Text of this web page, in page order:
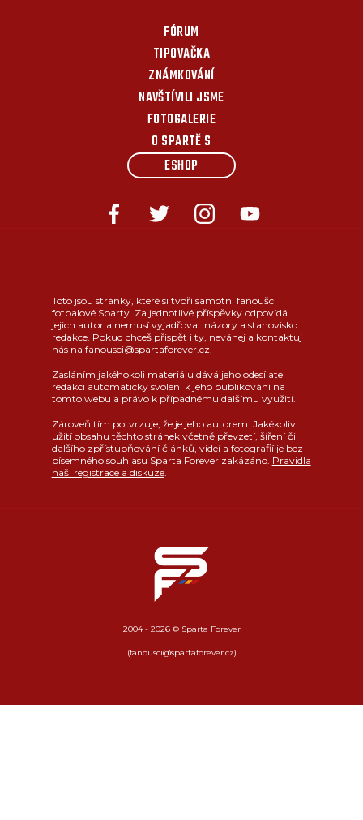
FÓRUM
TIPOVAČKA
ZNÁMKOVÁNÍ
NAVŠTÍVILI JSME
FOTOGALERIE
O SPARTĚ S
ESHOP
Toto jsou stránky, které si tvoří samotní fanoušci
fotbalové Sparty. Za jednotlivé příspěvky odpovídá
jejich autor a nemusí vyjadřovat názory a stanovisko
redakce. Pokud chceš přispět i ty, neváhej a kontaktuj
nás na fanousci@spartaforever.cz.
Zasláním jakéhokoli materiálu dává jeho odesílatel
redakci automaticky svolení k jeho publikování na
tomto webu a právo k případnému dalšímu využití.
Zároveň tím potvrzuje, že je jeho autorem. Jakékoliv
užití obsahu těchto stránek včetně převzetí, šíření či
dalšího zpřístupňování článků, videí a fotografií je bez
písemného souhlasu Sparta Forever zakázáno. Pravidla
naší registrace a diskuze.
2004 - 2026 © Sparta Forever
(fanousci@spartaforever.cz)